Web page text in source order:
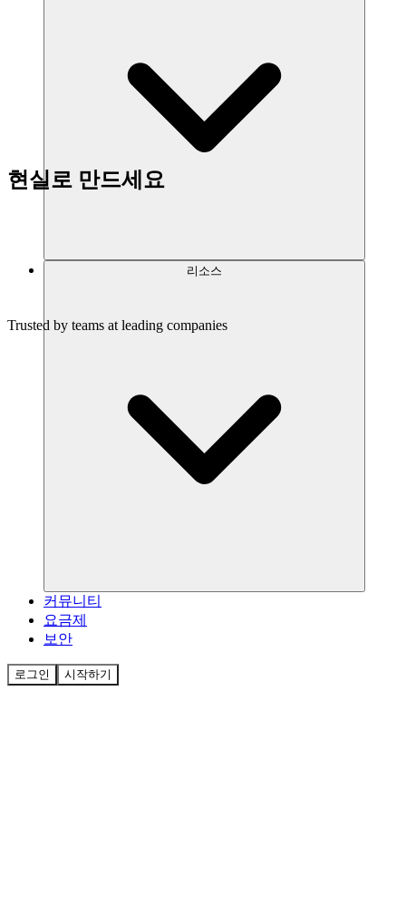
리소스
커뮤니티
요금제
보안
로그인 시작하기
현실로 만드세요
Trusted by teams at leading companies